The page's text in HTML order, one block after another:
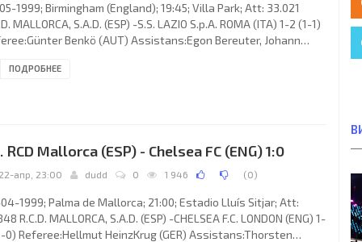
1999; Birmingham (England); 19:45; Villa Park; Att: 33.021
MALLORCA, S.A.D. (ESP) -S.S. LAZIO S.p.A. ROMA (ITA) 1-2 (1-1)
Benkö (AUT) Assistans:Egon Bereuter, Johann
11; 1-2 Pavel Nedvěd 81. R.C.D. MALLORCA, S.A.D. (coach:
ПОДРОБНЕЕ
RCD Mallorca (ESP) - Chelsea FC (ENG) 1:0
22-апр, 23:00 dudd 0 1 946 (0)
1999; Palma de Mallorca; 21:00; Estadio Lluís Sitjar; Att:
R.C.D. MALLORCA, S.A.D. (ESP) -CHELSEA F.C. LONDON (ENG) 1-
0) Referee:Hellmut HeinzKrug (GER) Assistans:Thorsten